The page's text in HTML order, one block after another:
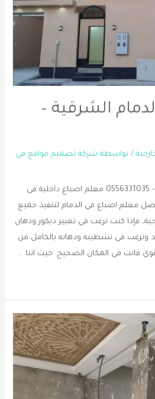
الشرقية –
/ بواسطة شركة تصميم مواقع في
معلم اصباغ الدمام الشرقية – 0556331035 معلم اصباغ داخلية في
معلم اصباغ في الدمام لتنفيذ جميع
فإذا كنت ترغب في تغيير ديكور ودهان
وترغب في تشطيبه ودهانه بالكامل من
فانت في المكان الصحيح. حيث اننا …